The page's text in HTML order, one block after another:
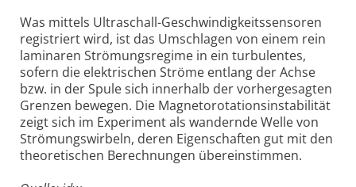
Was mittels Ultraschall-Geschwindigkeitssensoren
registriert wird, ist das Umschlagen von einem rein
laminaren Strömungsregime in ein turbulentes,
sofern die elektrischen Ströme entlang der Achse
bzw. in der Spule sich innerhalb der vorhergesagten
Grenzen bewegen. Die Magnetorotationsinstabilität
zeigt sich im Experiment als wandernde Welle von
Strömungswirbeln, deren Eigenschaften gut mit den
theoretischen Berechnungen übereinstimmen.